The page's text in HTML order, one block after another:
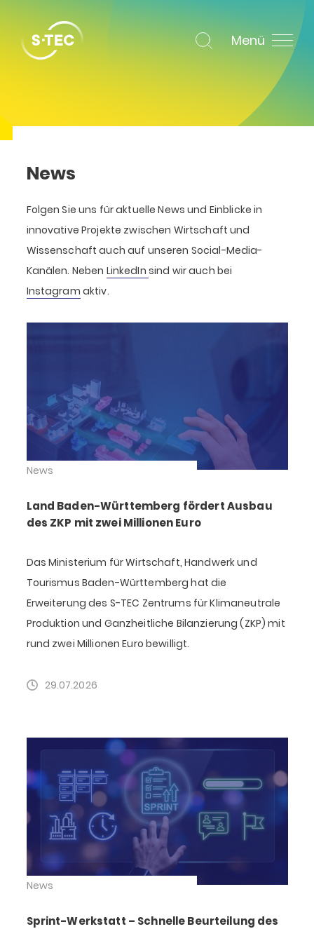
Menü
News
Folgen Sie uns für aktuelle News und Einblicke in
innovative Projekte zwischen Wirtschaft und
Wissenschaft auch auf unseren Social-Media-
Kanälen. Neben LinkedIn sind wir auch bei
Instagram aktiv.
News
Land Baden-Württemberg fördert Ausbau
des ZKP mit zwei Millionen Euro
Das Ministerium für Wirtschaft, Handwerk und
Tourismus Baden-Württemberg hat die
Erweiterung des S-TEC Zentrums für Klimaneutrale
Produktion und Ganzheitliche Bilanzierung (ZKP) mit
rund zwei Millionen Euro bewilligt.
29.07.2026
News
Sprint-Werkstatt – Schnelle Beurteilung des